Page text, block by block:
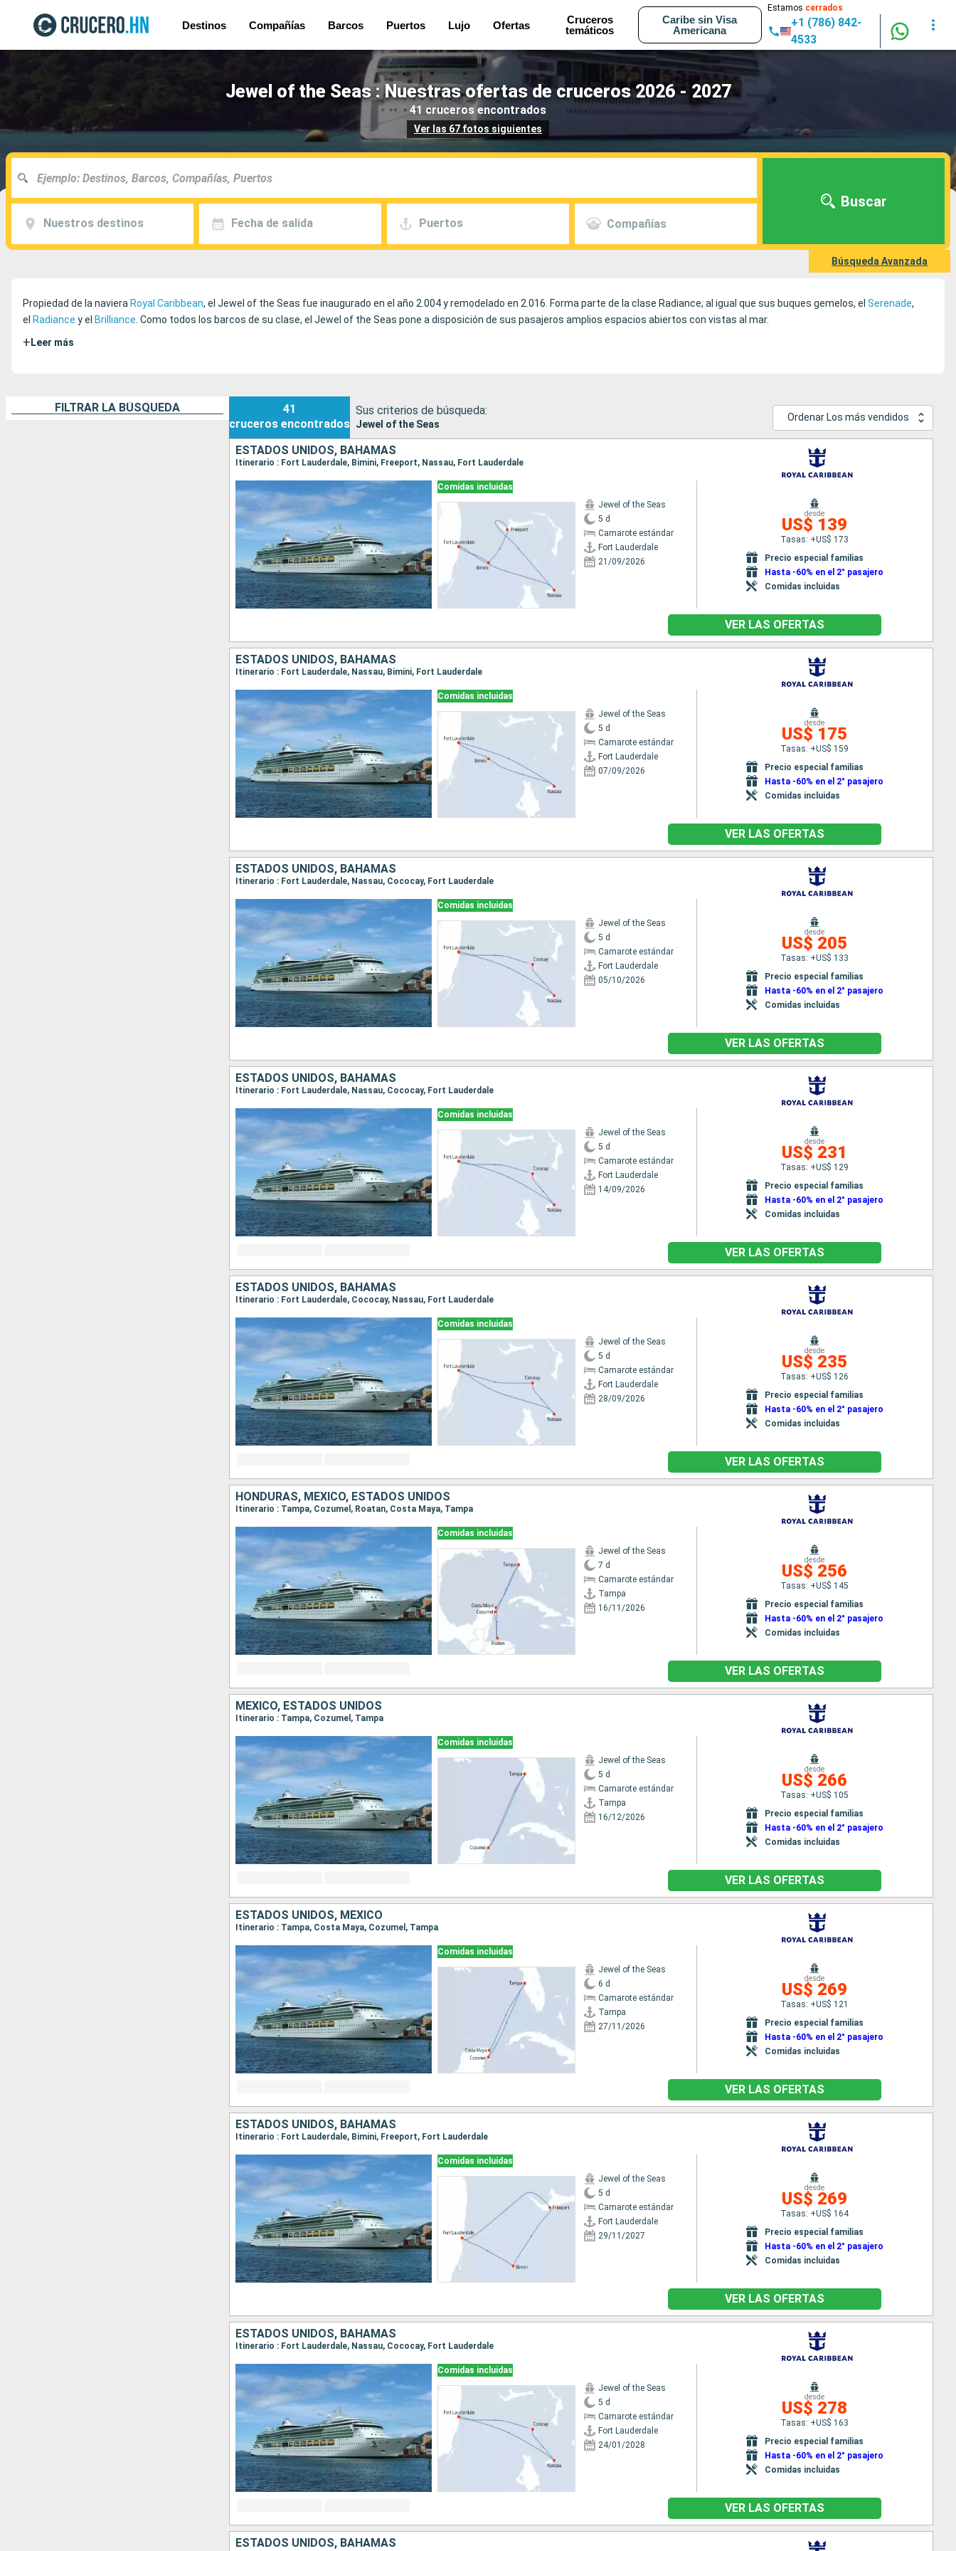
Destinos Compañías Barcos Puertos Lujo Ofertas
Cruceros
temáticos
Caribe sin Visa
Americana
Estamos cerrados
+1 (786) 842-
4533
Jewel of the Seas : Nuestras ofertas de cruceros 2026 - 2027
41 cruceros encontrados
Ver las 67 fotos siguientes
Nuestros destinos Fecha de salida Puertos Compañías
Buscar
Búsqueda Avanzada
Propiedad de la naviera Royal Caribbean, el Jewel of the Seas fue inaugurado en el año 2.004 y remodelado en 2.016. Forma parte de la clase Radiance, al igual que sus buques gemelos, el Serenade,
el Radiance y el Brilliance . Como todos los barcos de su clase, el Jewel of the Seas pone a disposición de sus pasajeros amplios espacios abiertos con vistas al mar.
+ Leer más
FILTRAR LA BÚSQUEDA
41
cruceros encontrados
Sus criterios de búsqueda:
Jewel of the Seas
Ordenar Los más vendidos
ESTADOS UNIDOS, BAHAMAS
Itinerario : Fort Lauderdale, Bimini, Freeport, Nassau, Fort Lauderdale
Comidas incluidas
Jewel of the Seas
5 d
Camarote estándar
Fort Lauderdale
21/09/2026
desde
US$ 139
Tasas: +US$ 173
Precio especial familias
Hasta -60% en el 2° pasajero
Comidas incluidas
VER LAS OFERTAS
ESTADOS UNIDOS, BAHAMAS
Itinerario : Fort Lauderdale, Nassau, Bimini, Fort Lauderdale
Comidas incluidas
Jewel of the Seas
5 d
Camarote estándar
Fort Lauderdale
07/09/2026
desde
US$ 175
Tasas: +US$ 159
Precio especial familias
Hasta -60% en el 2° pasajero
Comidas incluidas
VER LAS OFERTAS
ESTADOS UNIDOS, BAHAMAS
Itinerario : Fort Lauderdale, Nassau, Cococay, Fort Lauderdale
Comidas incluidas
Jewel of the Seas
5 d
Camarote estándar
Fort Lauderdale
05/10/2026
desde
US$ 205
Tasas: +US$ 133
Precio especial familias
Hasta -60% en el 2° pasajero
Comidas incluidas
VER LAS OFERTAS
ESTADOS UNIDOS, BAHAMAS
Itinerario : Fort Lauderdale, Nassau, Cococay, Fort Lauderdale
Comidas incluidas
Jewel of the Seas
5 d
Camarote estándar
Fort Lauderdale
14/09/2026
desde
US$ 231
Tasas: +US$ 129
Precio especial familias
Hasta -60% en el 2° pasajero
Comidas incluidas
VER LAS OFERTAS
ESTADOS UNIDOS, BAHAMAS
Itinerario : Fort Lauderdale, Cococay, Nassau, Fort Lauderdale
Comidas incluidas
Jewel of the Seas
5 d
Camarote estándar
Fort Lauderdale
28/09/2026
desde
US$ 235
Tasas: +US$ 126
Precio especial familias
Hasta -60% en el 2° pasajero
Comidas incluidas
VER LAS OFERTAS
HONDURAS, MÉXICO, ESTADOS UNIDOS
Itinerario : Tampa, Cozumel, Roatan, Costa Maya, Tampa
Comidas incluidas
Jewel of the Seas
7 d
Camarote estándar
Tampa
16/11/2026
desde
US$ 256
Tasas: +US$ 145
Precio especial familias
Hasta -60% en el 2° pasajero
Comidas incluidas
VER LAS OFERTAS
MÉXICO, ESTADOS UNIDOS
Itinerario : Tampa, Cozumel, Tampa
Comidas incluidas
Jewel of the Seas
5 d
Camarote estándar
Tampa
16/12/2026
desde
US$ 266
Tasas: +US$ 105
Precio especial familias
Hasta -60% en el 2° pasajero
Comidas incluidas
VER LAS OFERTAS
ESTADOS UNIDOS, MÉXICO
Itinerario : Tampa, Costa Maya, Cozumel, Tampa
Comidas incluidas
Jewel of the Seas
6 d
Camarote estándar
Tampa
27/11/2026
desde
US$ 269
Tasas: +US$ 121
Precio especial familias
Hasta -60% en el 2° pasajero
Comidas incluidas
VER LAS OFERTAS
ESTADOS UNIDOS, BAHAMAS
Itinerario : Fort Lauderdale, Bimini, Freeport, Fort Lauderdale
Comidas incluidas
Jewel of the Seas
5 d
Camarote estándar
Fort Lauderdale
29/11/2027
desde
US$ 269
Tasas: +US$ 164
Precio especial familias
Hasta -60% en el 2° pasajero
Comidas incluidas
VER LAS OFERTAS
ESTADOS UNIDOS, BAHAMAS
Itinerario : Fort Lauderdale, Nassau, Cococay, Fort Lauderdale
Comidas incluidas
Jewel of the Seas
5 d
Camarote estándar
Fort Lauderdale
24/01/2028
desde
US$ 278
Tasas: +US$ 163
Precio especial familias
Hasta -60% en el 2° pasajero
Comidas incluidas
VER LAS OFERTAS
ESTADOS UNIDOS, BAHAMAS